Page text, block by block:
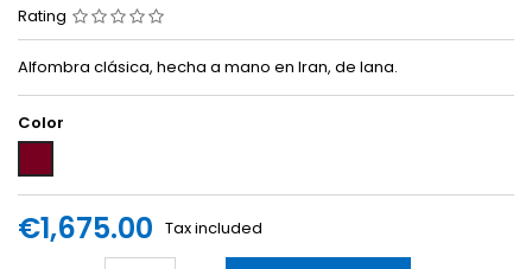
Rating
Alfombra clásica, hecha a mano en Iran, de lana.
Color
€1,675.00 Tax included